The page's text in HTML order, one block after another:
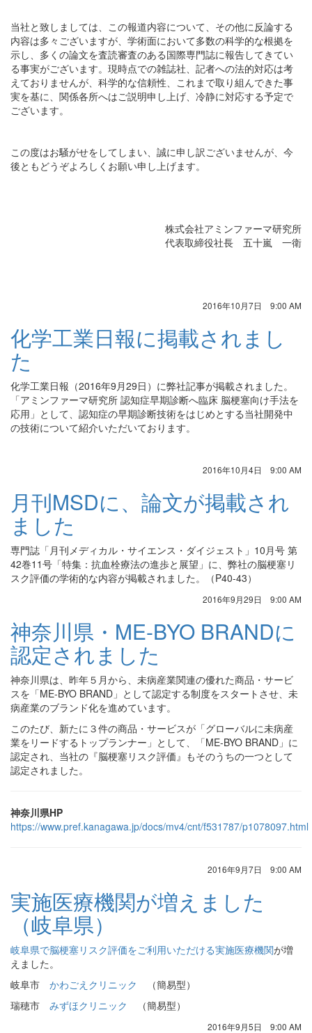
当社と致しましては、この報道内容について、その他に反論する
内容は多々ございますが、学術面において多数の科学的な根拠を
示し、多くの論文を査読審査のある国際専門誌に報告してきてい
る事実がございます。現時点での雑誌社、記者への法的対応は考
えておりませんが、科学的な信頼性、これまで取り組んできた事
実を基に、関係各所へはご説明申し上げ、冷静に対応する予定で
ございます。
この度はお騒がせをしてしまい、誠に申し訳ございませんが、今
後ともどうぞよろしくお願い申し上げます。
株式会社アミンファーマ研究所
代表取締役社長 五十嵐 一衛
2016年10月7日 9:00 AM
化学工業日報に掲載されまし
た
化学工業日報（2016年9月29日）に弊社記事が掲載されました。
「アミンファーマ研究所 認知症早期診断へ臨床 脳梗塞向け手法を
応用」として、認知症の早期診断技術をはじめとする当社開発中
の技術について紹介いただいております。
2016年10月4日 9:00 AM
月刊MSDに、論文が掲載され
ました
専門誌「月刊メディカル・サイエンス・ダイジェスト」10月号 第
42巻11号「特集：抗血栓療法の進歩と展望」に、弊社の脳梗塞リ
スク評価の学術的な内容が掲載されました。（P40-43）
2016年9月29日 9:00 AM
神奈川県・ME-BYO BRANDに
認定されました
神奈川県は、昨年５月から、未病産業関連の優れた商品・サービ
スを「ME-BYO BRAND」として認定する制度をスタートさせ、未
病産業のブランド化を進めています。
このたび、新たに３件の商品・サービスが「グローバルに未病産
業をリードするトップランナー」として、「ME-BYO BRAND」に
認定され、当社の『脳梗塞リスク評価』もそのうちの一つとして
認定されました。
神奈川県HP
https://www.pref.kanagawa.jp/docs/mv4/cnt/f531787/p1078097.html
2016年9月7日 9:00 AM
実施医療機関が増えました
（岐阜県）
岐阜県で脳梗塞リスク評価をご利用いただける実施医療機関が増
えました。
岐阜市 かわごえクリニック （簡易型）
瑞穂市 みずほクリニック （簡易型）
2016年9月5日 9:00 AM